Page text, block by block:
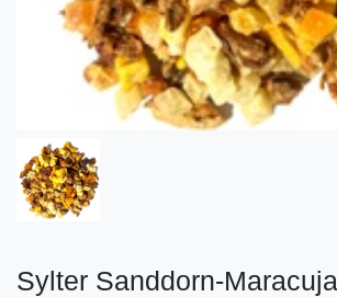
Sylter Sanddorn-Maracuja